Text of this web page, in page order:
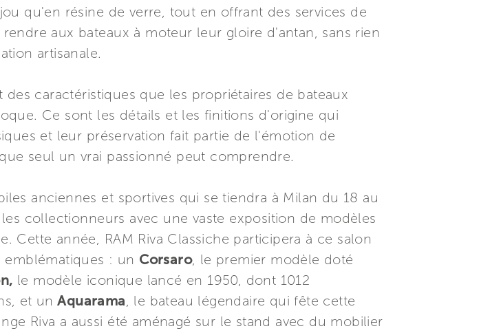
qu'en résine de verre, tout en offrant des services de
aux bateaux à moteur leur gloire d'antan, sans rien
artisanale.
caractéristiques que les propriétaires de bateaux
Ce sont les détails et les finitions d'origine qui
et leur préservation fait partie de l'émotion de
seul un vrai passionné peut comprendre.
anciennes et sportives qui se tiendra à Milan du 18 au
collectionneurs avec une vaste exposition de modèles
année, RAM Riva Classiche participera à ce salon
emblématiques : un Corsaro, le premier modèle doté
le modèle iconique lancé en 1950, dont 1012
et un Aquarama, le bateau légendaire qui fête cette
Riva a aussi été aménagé sur le stand avec du mobilier